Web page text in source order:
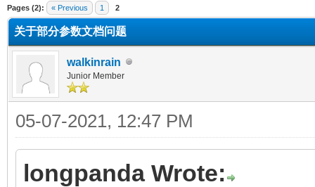
Pages (2): « Previous 1 2
关于部分参数文档问题
walkinrain
Junior Member
05-07-2021, 12:47 PM
longpanda Wrote: